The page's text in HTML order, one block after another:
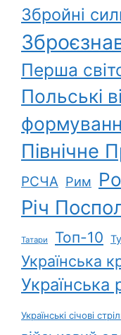
Збройні
Перша
Польські
Північне
РСЧА Рим
Річ
Татари Топ-10
Українська
Українська
Українські січові